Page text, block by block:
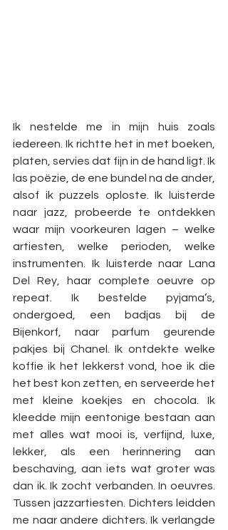
Ik nestelde me in mijn huis zoals
iedereen. Ik richtte het in met boeken,
platen, servies dat fijn in de hand ligt. Ik
las poëzie, de ene bundel na de ander,
alsof ik puzzels oploste. Ik luisterde
naar jazz, probeerde te ontdekken
waar mijn voorkeuren lagen – welke
artiesten, welke perioden, welke
instrumenten. Ik luisterde naar Lana
Del Rey, haar complete oeuvre op
repeat. Ik bestelde pyjama’s,
ondergoed, een badjas bij de
Bijenkorf, naar parfum geurende
pakjes bij Chanel. Ik ontdekte welke
koffie ik het lekkerst vond, hoe ik die
het best kon zetten, en serveerde het
met kleine koekjes en chocola. Ik
kleedde mijn eentonige bestaan aan
met alles wat mooi is, verfijnd, luxe,
lekker, als een herinnering aan
beschaving, aan iets wat groter was
dan ik. Ik zocht verbanden. In oeuvres.
Tussen jazzartiesten. Dichters leidden
me naar andere dichters. Ik verlangde